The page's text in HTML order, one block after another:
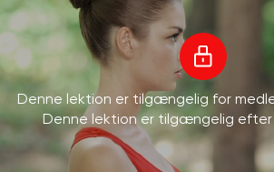
Denne lektion er tilgængelig for
Denne lektion er tilgængelig